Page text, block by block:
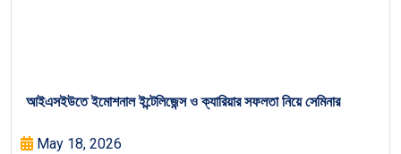
আইএসইউতে ইমোশনাল ইন্টেলিজেন্স ও ক্যারিয়ার সফলতা নিয়ে সেমিনার
May 18, 2026